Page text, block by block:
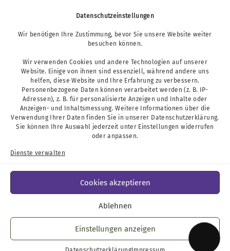
Datenschutzeinstellungen
Wir benötigen Ihre Zustimmung, bevor Sie unsere Website weiter
besuchen können.
Wir verwenden Cookies und andere Technologien auf unserer
Website. Einige von ihnen sind essenziell, während andere uns
helfen, diese Website und Ihre Erfahrung zu verbessern.
Personenbezogene Daten können verarbeitet werden (z. B. IP-
Adressen), z. B. für personalisierte Anzeigen und Inhalte oder
Anzeigen- und Inhaltsmessung. Weitere Informationen über die
Verwendung Ihrer Daten finden Sie in unserer Datenschutzerklärung.
Sie können Ihre Auswahl jederzeit unter Einstellungen widerrufen
oder anpassen.
Dienste verwalten
Cookies akzeptieren
Ablehnen
Einstellungen anzeigen
Podcast
Datenschutz
Barrierefreiheit